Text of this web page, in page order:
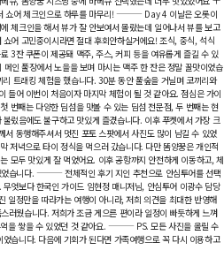
더 쇼어 체크인으로 하루를 마무리! ⸻ Day 4 이날은 오롯이
체크인을 해서 뷰가 잘 안보여서 몰랐는데 일어나서 뷰를 보고
어 고민중이시라면 절대 후회안하실거에요! 조식, 중식, 석식
3잔 쿠폰이 제공돼 맥주, 주스, 커피 등을 여유롭게 즐길 수 있
인 풀장에서 노을을 보며 마시는 맥주 한 잔은 정말 꿀맛이었습
래킹 체험을 했습니다. 30분 동안 풀숲을 거닐며 코끼리와
들어 이번이 처음이자 마지막 체험이 될 것 같아요. 점심은 가이
번째는 다양한 딤섬을 맛볼 수 있는 딤섬 전문점, 두 번째는 현
렀음에도 불구하고 맛있게 즐겼습니다. 이후 푸켓에서 가장 크
동행해주셔서 멋진 포토 스팟에서 사진도 많이 남길 수 있었
저녁으로 타이 정식을 먹으러 갔습니다. 다만 똠양꿍은 개인적
모두 맛있게 잘 먹었어요. 이후 공항까지 안전하게 이동하고, 체
었습니다. ⸻ 전체적인 후기 지인 추천으로 안심투어를 선택
엇보다 한국인 가이드 임현정 매니저님, 안심투어 이광수 담당
일정만을 따라가는 여행이 아니라, 저희 의견을 최대한 반영해
러웠습니다. 저희가 조금 게으른 편이라 일정이 빠듯하게 느껴
억을 쌓을 수 있었던 것 같아요. ⸻ PS. 모든 사진을 올릴 수
습니다. 다음에 기회가 된다면 가족여행으로 꼭 다시 이용하고